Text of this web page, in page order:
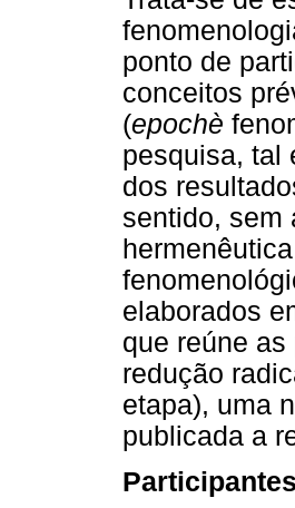
ponto de
conceitos
(epochè
pesquisa, tal
dos
sentido, sem
elaborados
que reúne
redução
etapa), uma
publicada a
Participantes